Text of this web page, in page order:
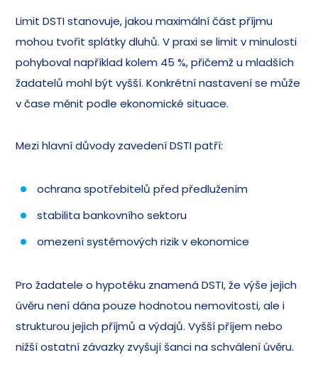
Limit DSTI stanovuje, jakou maximální část příjmu
mohou tvořit splátky dluhů. V praxi se limit v minulosti
pohyboval například kolem 45 %, přičemž u mladších
žadatelů mohl být vyšší. Konkrétní nastavení se může
v čase měnit podle ekonomické situace.
Mezi hlavní důvody zavedení DSTI patří:
ochrana spotřebitelů před předlužením
stabilita bankovního sektoru
omezení systémových rizik v ekonomice
Pro žadatele o hypotéku znamená DSTI, že výše jejich
úvěru není dána pouze hodnotou nemovitosti, ale i
strukturou jejich příjmů a výdajů. Vyšší příjem nebo
nižší ostatní závazky zvyšují šanci na schválení úvěru.